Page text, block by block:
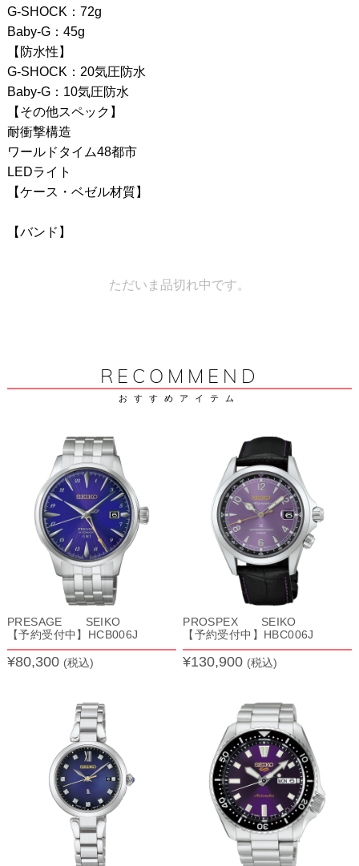
G-SHOCK：72g
Baby-G：45g
【防水性】
G-SHOCK：20気圧防水
Baby-G：10気圧防水
【その他スペック】
耐衝撃構造
ワールドタイム48都市
LEDライト
【ケース・ベゼル材質】
【バンド】
ただいま品切れ中です。
RECOMMEND
おすすめアイテム
PRESAGE SEIKO
【予約受付中】HCB006J
¥80,300 (税込)
PROSPEX SEIKO
【予約受付中】HBC006J
¥130,900 (税込)